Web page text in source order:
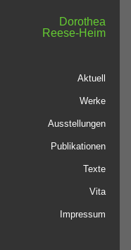
Dorothea
Reese-Heim
Aktuell
Werke
Ausstellungen
Publikationen
Texte
Vita
Impressum